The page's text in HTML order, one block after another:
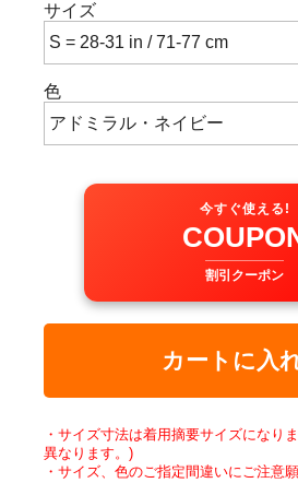
サイズ
色
今すぐ使える!
割引クーポン
カートに入
・サイズ寸法は着用摘要サイズになり
異なります。)
・サイズ、色のご指定間違いにご注意願